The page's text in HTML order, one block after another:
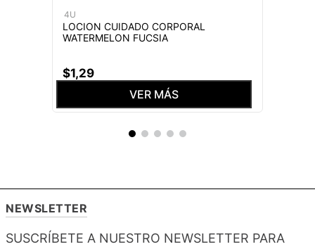
4U
LOCION CUIDADO CORPORAL
WATERMELON FUCSIA
$1,29
VER MÁS
NEWSLETTER
SUSCRÍBETE A NUESTRO NEWSLETTER PARA